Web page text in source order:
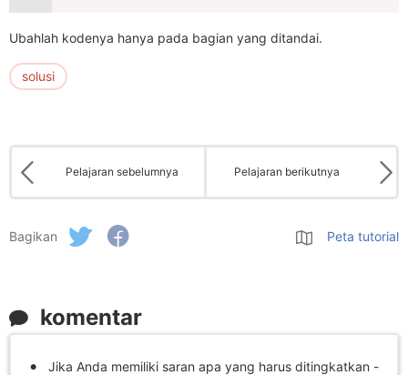
Ubahlah kodenya hanya pada bagian yang ditandai.
solusi
Pelajaran sebelumnya Pelajaran berikutnya
Bagikan Peta tutorial
komentar
Jika Anda memiliki saran apa yang harus ditingkatkan -